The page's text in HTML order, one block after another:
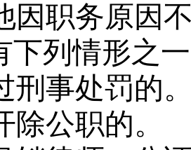
因职务原因
下列情形之
刑事处罚的
除公职的。